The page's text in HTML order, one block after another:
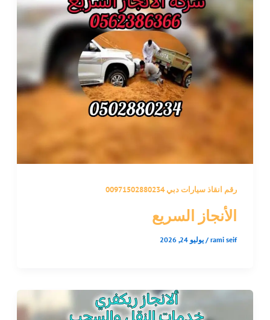
رقم انقاذ سيارات دبي 00971502880234
الأنجاز السريع
rami seif
/ يوليو 24, 2026